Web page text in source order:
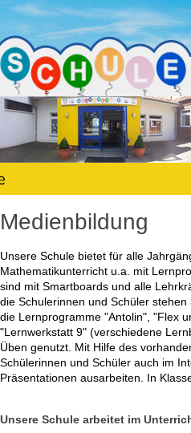
Medienbildung
Unsere Schule bietet für alle
Mathematikunterricht u.a. mit
sind mit Smartboards und alle
die Schulerinnen und Schüler
die Lernprogramme "Antolin", "Flex
"Lernwerkstatt 9" (verschiedene
Üben genutzt. Mit Hilfe des
Schülerinnen und Schüler auch im
Präsentationen ausarbeiten. In
Unsere Schule arbeitet im